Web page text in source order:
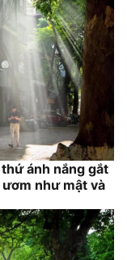
ánh nắng gắt
như mật và